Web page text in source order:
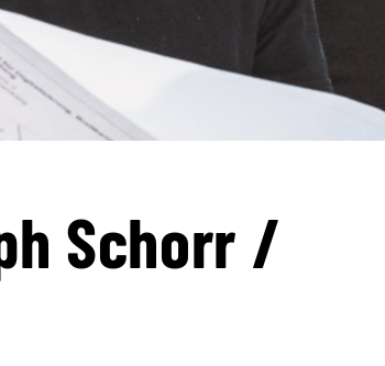
Schorr /